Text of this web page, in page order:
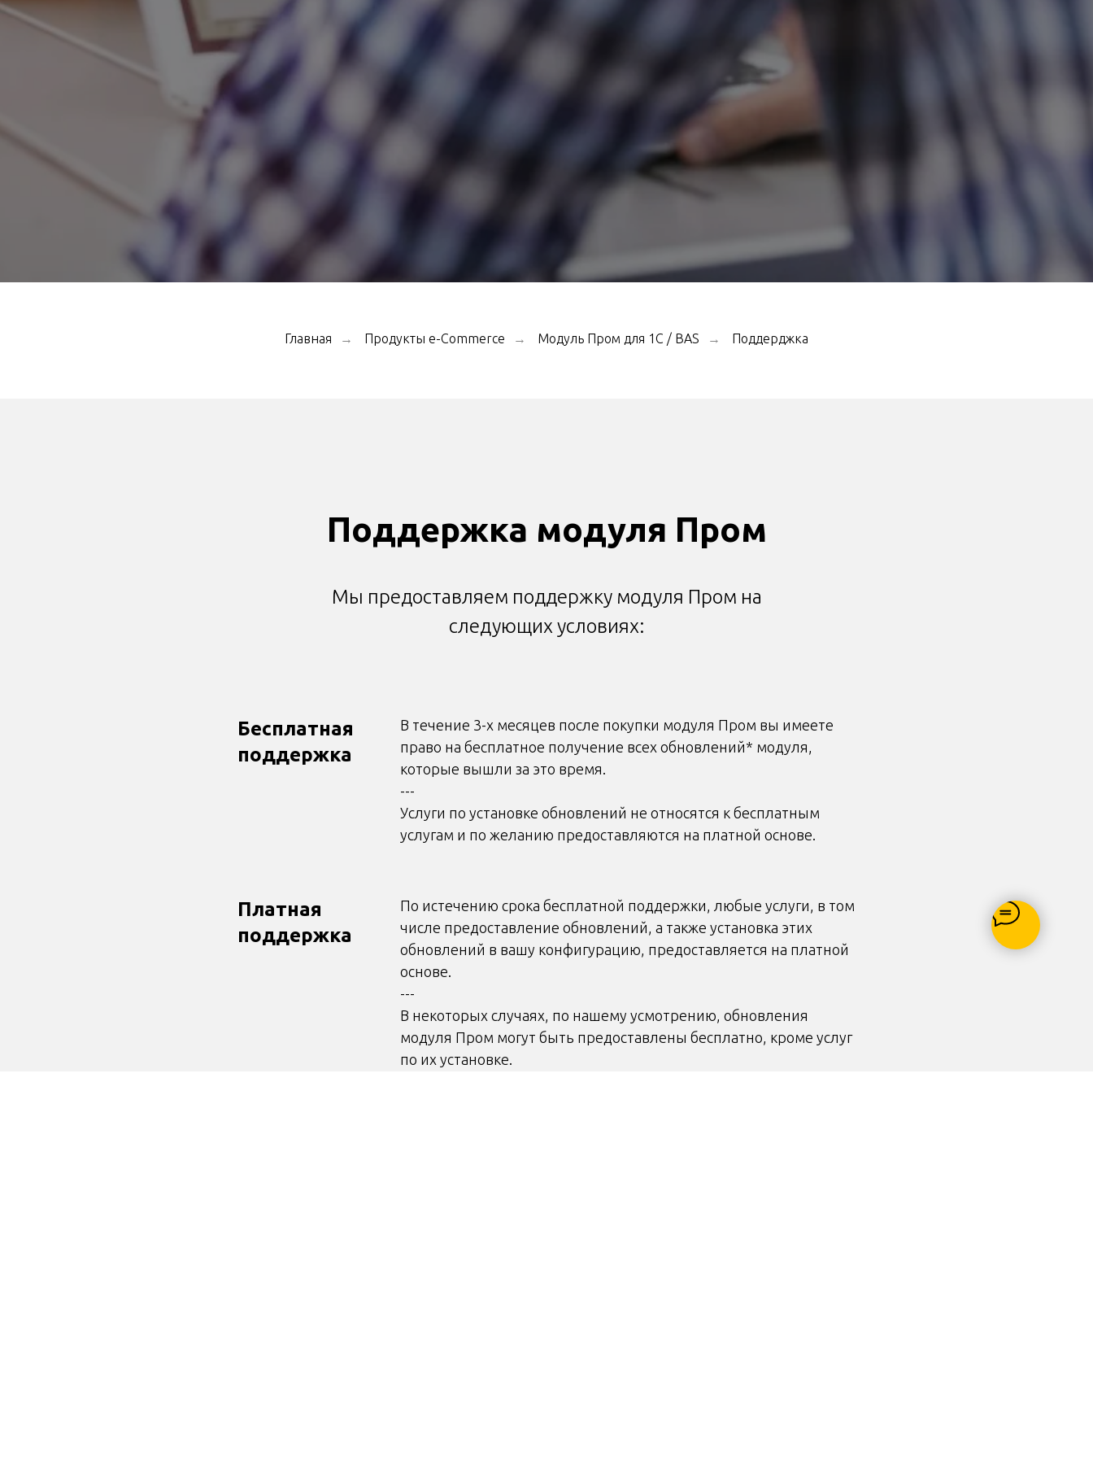
Главная → Продукты e-Commerce → Модуль Пром для 1С / BAS → Поддерджка
Поддержка модуля Пром
Мы предоставляем поддержку модуля Пром на
следующих условиях:
Бесплатная
поддержка
В течение 3-х месяцев после покупки модуля Пром вы имеете
право на бесплатное получение всех обновлений* модуля,
которые вышли за это время.
---
Услуги по установке обновлений не относятся к бесплатным
услугам и по желанию предоставляются на платной основе.
Платная
поддержка
По истечению срока бесплатной поддержки, любые услуги, в том
числе предоставление обновлений, а также установка этих
обновлений в вашу конфигурацию, предоставляется на платной
основе.
---
В некоторых случаях, по нашему усмотрению, обновления
модуля Пром могут быть предоставлены бесплатно, кроме услуг
по их установке.